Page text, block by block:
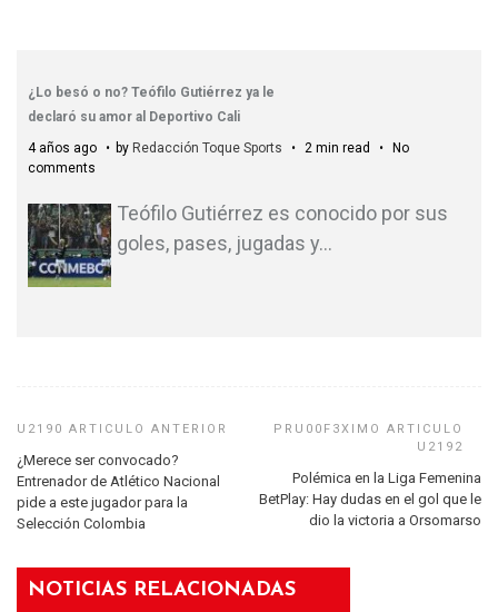
¿Lo besó o no? Teófilo Gutiérrez ya le
declaró su amor al Deportivo Cali
4 años ago
by Redacción Toque Sports 2 min read
No
comments
Teófilo Gutiérrez es conocido por sus
goles, pases, jugadas y…
¿Merece ser convocado?
Entrenador de Atlético Nacional
pide a este jugador para la
Selección Colombia
Polémica en la Liga Femenina
BetPlay: Hay dudas en el gol que le
dio la victoria a Orsomarso
NOTICIAS RELACIONADAS